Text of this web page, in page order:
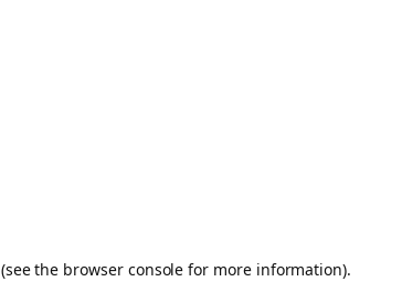
(see the browser console for more information).